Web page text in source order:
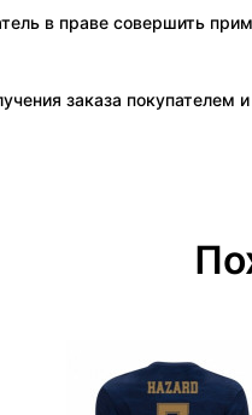
в праве совершить
заказа